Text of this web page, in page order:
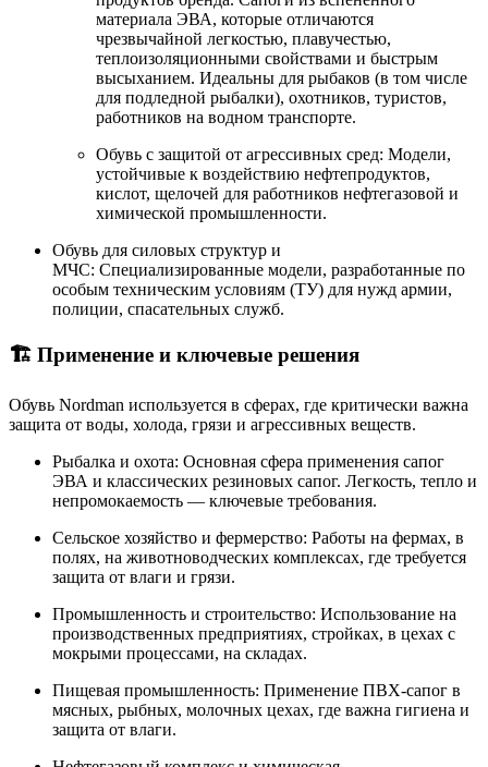
материала ЭВА, которые отличаются
чрезвычайной легкостью, плавучестью,
теплоизоляционными свойствами и быстрым
высыханием. Идеальны для рыбаков (в том числе
для подледной рыбалки), охотников, туристов,
работников на водном транспорте.
Обувь с защитой от агрессивных сред: Модели,
устойчивые к воздействию нефтепродуктов,
кислот, щелочей для работников нефтегазовой и
химической промышленности.
Обувь для силовых структур и
МЧС: Специализированные модели, разработанные по
особым техническим условиям (ТУ) для нужд армии,
полиции, спасательных служб.
🏗️ Применение и ключевые решения
Обувь Nordman используется в сферах, где критически важна
защита от воды, холода, грязи и агрессивных веществ.
Рыбалка и охота: Основная сфера применения сапог
ЭВА и классических резиновых сапог. Легкость, тепло и
непромокаемость — ключевые требования.
Сельское хозяйство и фермерство: Работы на фермах, в
полях, на животноводческих комплексах, где требуется
защита от влаги и грязи.
Промышленность и строительство: Использование на
производственных предприятиях, стройках, в цехах с
мокрыми процессами, на складах.
Пищевая промышленность: Применение ПВХ-сапог в
мясных, рыбных, молочных цехах, где важна гигиена и
защита от влаги.